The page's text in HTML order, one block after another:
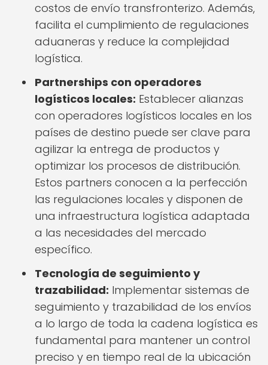
costos de envío transfronterizo. Además,
facilita el cumplimiento de regulaciones
aduaneras y reduce la complejidad
logística.
Partnerships con operadores
logísticos locales: Establecer alianzas
con operadores logísticos locales en los
países de destino puede ser clave para
agilizar la entrega de productos y
optimizar los procesos de distribución.
Estos partners conocen a la perfección
las regulaciones locales y disponen de
una infraestructura logística adaptada
a las necesidades del mercado
específico.
Tecnología de seguimiento y
trazabilidad: Implementar sistemas de
seguimiento y trazabilidad de los envíos
a lo largo de toda la cadena logística es
fundamental para mantener un control
preciso y en tiempo real de la ubicación